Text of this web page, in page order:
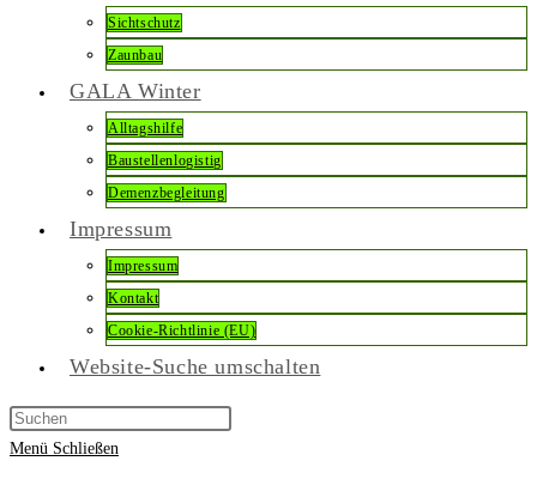
Sichtschutz
Zaunbau
GALA Winter
Alltagshilfe
Baustellenlogistig
Demenzbegleitung
Impressum
Impressum
Kontakt
Cookie-Richtlinie (EU)
Website-Suche umschalten
Menü Schließen